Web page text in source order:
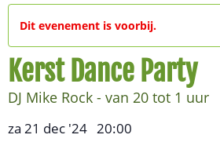
Dit evenement is voorbij.
Kerst Dance Party
DJ Mike Rock - van 20 tot 1 uur
za 21 dec '24 20:00